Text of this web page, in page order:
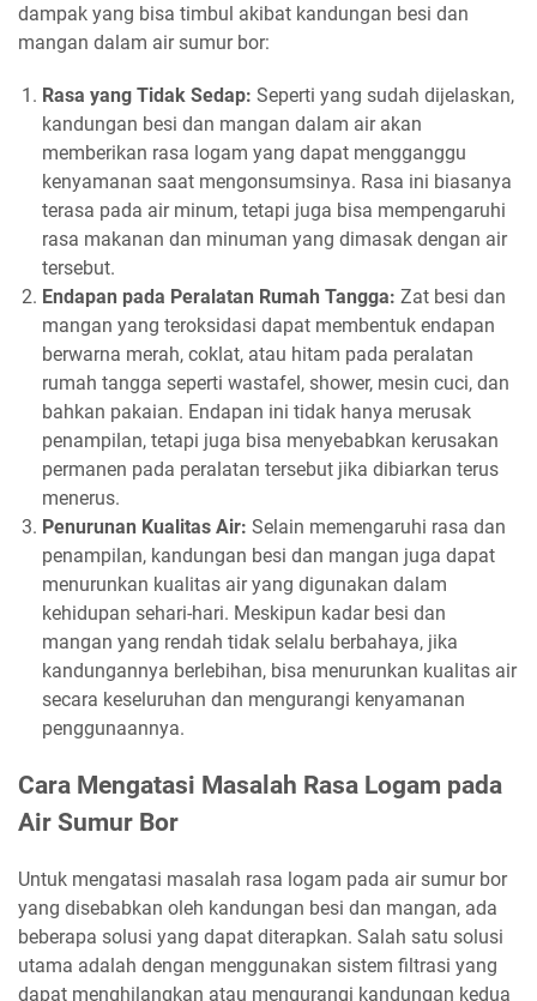
dampak yang bisa timbul akibat kandungan besi dan
mangan dalam air sumur bor:
Rasa yang Tidak Sedap: Seperti yang sudah dijelaskan,
kandungan besi dan mangan dalam air akan
memberikan rasa logam yang dapat mengganggu
kenyamanan saat mengonsumsinya. Rasa ini biasanya
terasa pada air minum, tetapi juga bisa mempengaruhi
rasa makanan dan minuman yang dimasak dengan air
tersebut.
Endapan pada Peralatan Rumah Tangga: Zat besi dan
mangan yang teroksidasi dapat membentuk endapan
berwarna merah, coklat, atau hitam pada peralatan
rumah tangga seperti wastafel, shower, mesin cuci, dan
bahkan pakaian. Endapan ini tidak hanya merusak
penampilan, tetapi juga bisa menyebabkan kerusakan
permanen pada peralatan tersebut jika dibiarkan terus
menerus.
Penurunan Kualitas Air: Selain memengaruhi rasa dan
penampilan, kandungan besi dan mangan juga dapat
menurunkan kualitas air yang digunakan dalam
kehidupan sehari-hari. Meskipun kadar besi dan
mangan yang rendah tidak selalu berbahaya, jika
kandungannya berlebihan, bisa menurunkan kualitas air
secara keseluruhan dan mengurangi kenyamanan
penggunaannya.
Cara Mengatasi Masalah Rasa Logam pada
Air Sumur Bor
Untuk mengatasi masalah rasa logam pada air sumur bor
yang disebabkan oleh kandungan besi dan mangan, ada
beberapa solusi yang dapat diterapkan. Salah satu solusi
utama adalah dengan menggunakan sistem filtrasi yang
dapat menghilangkan atau mengurangi kandungan kedua